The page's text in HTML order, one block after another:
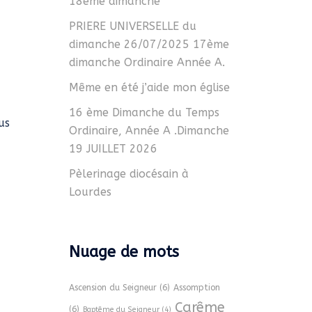
PRIERE UNIVERSELLE du
dimanche 26/07/2025 17ème
dimanche Ordinaire Année A.
Même en été j’aide mon église
16 ème Dimanche du Temps
Ordinaire, Année A .Dimanche
19 JUILLET 2026
Pèlerinage diocésain à
Lourdes
Nuage de mots
Ascension du Seigneur(6) Assomption
(6) Baptême du Seigneur(4) Carême